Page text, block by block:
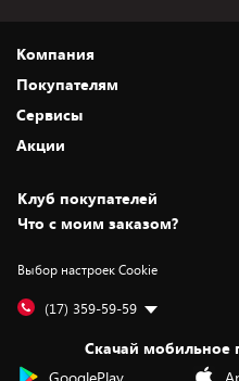
Компания
О нас
Адреса магазинов
Новости
Статьи и обзоры
Вакансии
Дай пять добру!
Покупателям
Как сделать заказ
Оплата и доставка
Безналичный расчёт
Обмен и возврат товара
Обработка персональных данных
Подарочные карты
Сервисы
Установка техники
Для игровых консолей
Для мобильных устройств
Для компьютеров
Сервисные центры
Акции
Скидки и промокоды
Белорусские товары
Бонусы
Оплата частями
Уценка
Клуб покупателей
Что с моим заказом?
Выбор настроек Cookie
(17) 359-59-59
Скачай мобильное
GooglePlay